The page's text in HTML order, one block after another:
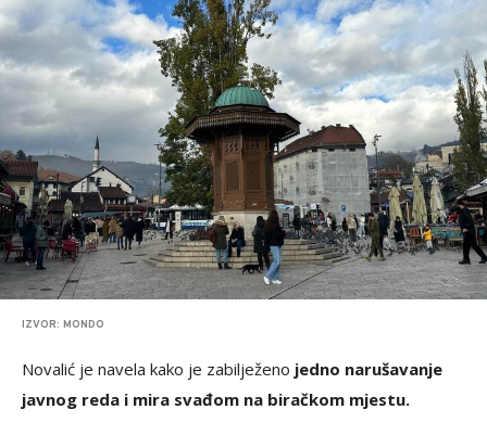
IZVOR: MONDO
Novalić je navela kako je zabilježeno jedno narušavanje
javnog reda i mira svađom na biračkom mjestu.